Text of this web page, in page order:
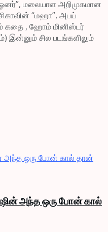
மலையாள அறிமுகமான
“மஹா”, அபய்
கதை , ஹோம் மினிஸ்டர்
இன்னும் சில படங்களிலும்
அந்த ஒரு போன் கால்